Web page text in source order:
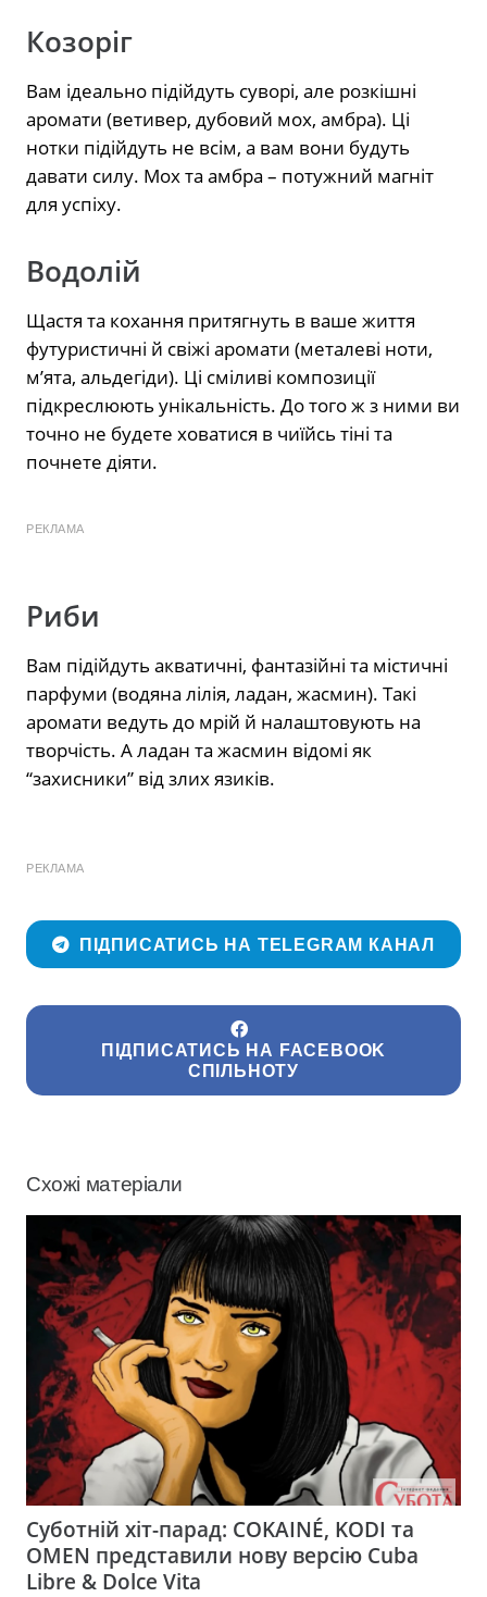
Козоріг
Вам ідеально підійдуть суворі, але розкішні
аромати (ветивер, дубовий мох, амбра). Ці
нотки підійдуть не всім, а вам вони будуть
давати силу. Мох та амбра – потужний магніт
для успіху.
Водолій
Щастя та кохання притягнуть в ваше життя
футуристичні й свіжі аромати (металеві ноти,
м’ята, альдегіди). Ці сміливі композиції
підкреслюють унікальність. До того ж з ними ви
точно не будете ховатися в чиїйсь тіні та
почнете діяти.
РЕКЛАМА
Риби
Вам підійдуть акватичні, фантазійні та містичні
парфуми (водяна лілія, ладан, жасмин). Такі
аромати ведуть до мрій й налаштовують на
творчість. А ладан та жасмин відомі як
“захисники” від злих язиків.
РЕКЛАМА
ПІДПИСАТИСЬ НА TELEGRAM КАНАЛ
ПІДПИСАТИСЬ НА FACEBOOK
СПІЛЬНОТУ
Схожі матеріали
Суботній хіт-парад: COKAINÉ, KODI та
OMEN представили нову версію Cuba
Libre & Dolce Vita